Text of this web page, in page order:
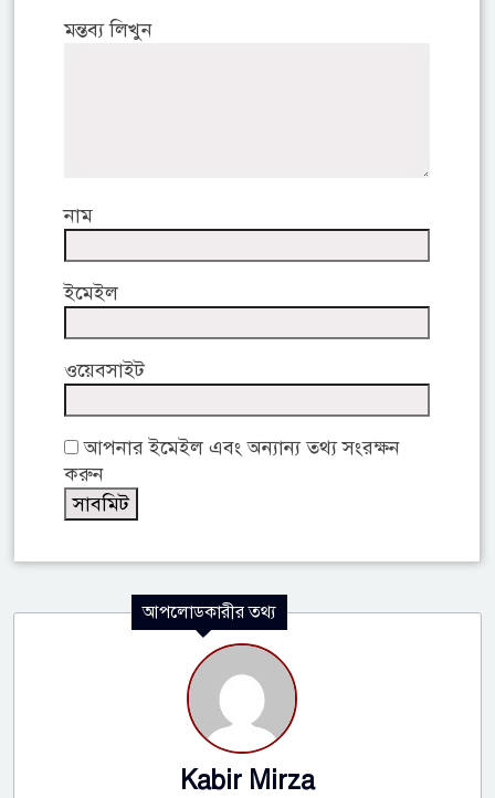
মন্তব্য লিখুন
নাম
ইমেইল
ওয়েবসাইট
আপনার ইমেইল এবং অন্যান্য তথ্য সংরক্ষন
করুন
আপলোডকারীর তথ্য
Kabir Mirza